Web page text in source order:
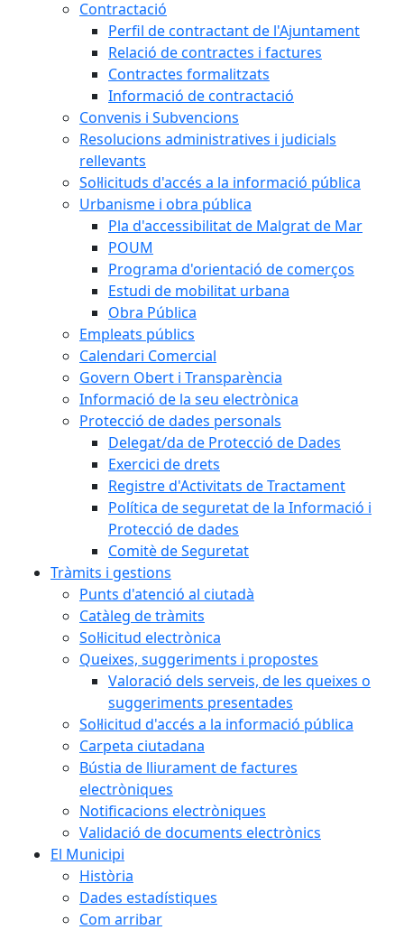
Contractació
Perfil de contractant de l'Ajuntament
Relació de contractes i factures
Contractes formalitzats
Informació de contractació
Convenis i Subvencions
Resolucions administratives i judicials
rellevants
Sol·licituds d'accés a la informació pública
Urbanisme i obra pública
Pla d'accessibilitat de Malgrat de Mar
POUM
Programa d'orientació de comerços
Estudi de mobilitat urbana
Obra Pública
Empleats públics
Calendari Comercial
Govern Obert i Transparència
Informació de la seu electrònica
Protecció de dades personals
Delegat/da de Protecció de Dades
Exercici de drets
Registre d'Activitats de Tractament
Política de seguretat de la Informació i
Protecció de dades
Comitè de Seguretat
Tràmits i gestions
Punts d'atenció al ciutadà
Catàleg de tràmits
Sol·licitud electrònica
Queixes, suggeriments i propostes
Valoració dels serveis, de les queixes o
suggeriments presentades
Sol·licitud d'accés a la informació pública
Carpeta ciutadana
Bústia de lliurament de factures
electròniques
Notificacions electròniques
Validació de documents electrònics
El Municipi
Història
Dades estadístiques
Com arribar